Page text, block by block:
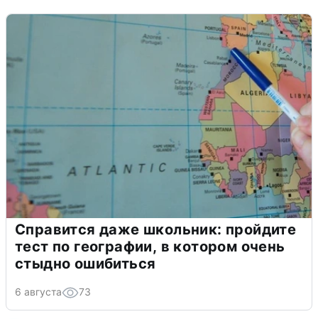
Справится даже школьник: пройдите
тест по географии, в котором очень
стыдно ошибиться
6 августа 73